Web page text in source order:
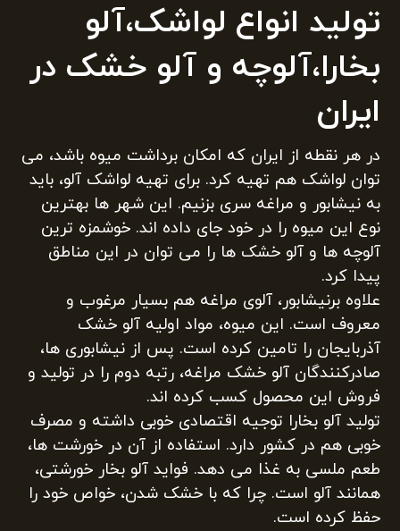
تولید انواع لواشک،آلو
بخارا،آلوچه و آلو خشک در
ایران
در هر نقطه از ایران که امکان برداشت میوه باشد، می
توان لواشک هم تهیه کرد. برای تهیه لواشک آلو، باید
به نیشابور و مراغه سری بزنیم. این شهر ها بهترین
نوع این میوه را در خود جای داده اند. خوشمزه ترین
آلوچه ها و آلو خشک ها را می توان در این مناطق
پیدا کرد.
علاوه برنیشابور، آلوی مراغه هم بسیار مرغوب و
معروف است. این میوه، مواد اولیه آلو خشک
آذربایجان را تامین کرده است. پس از نیشابوری ها،
صادرکنندگان آلو خشک مراغه، رتبه دوم را در تولید و
فروش این محصول کسب کرده اند.
تولید آلو بخارا توجیه اقتصادی خوبی داشته و مصرف
خوبی هم در کشور دارد. استفاده از آن در خورشت ها،
طعم ملسی به غذا می دهد. فواید آلو بخار خورشتی،
همانند آلو است. چرا که با خشک شدن، خواص خود را
حفظ کرده است.